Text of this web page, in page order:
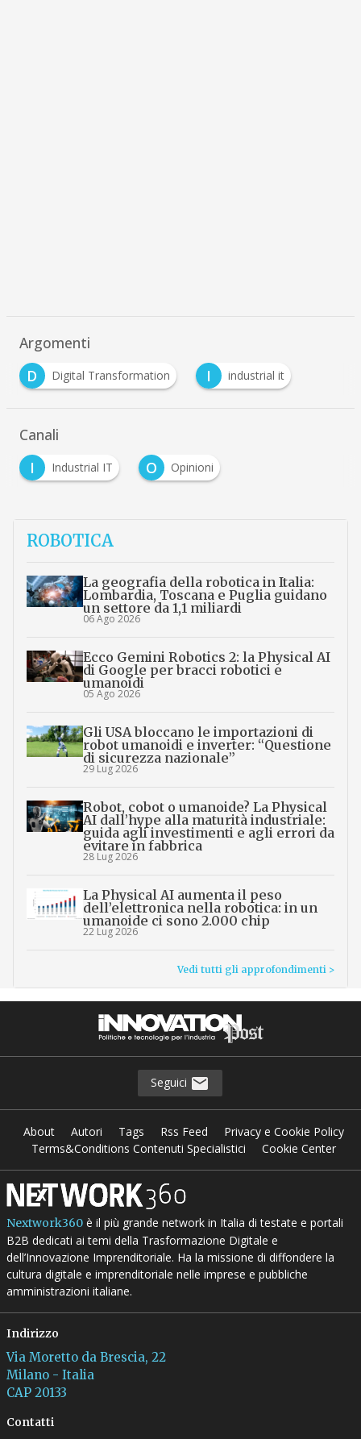
Argomenti
D
Digital Transformation I industrial it
Canali
I
Industrial IT O Opinioni
ROBOTICA
La geografia della robotica in Italia:
Lombardia, Toscana e Puglia guidano
un settore da 1,1 miliardi
06 Ago 2026
Ecco Gemini Robotics 2: la Physical AI
di Google per bracci robotici e
umanoidi
05 Ago 2026
Gli USA bloccano le importazioni di
robot umanoidi e inverter: “Questione
di sicurezza nazionale”
29 Lug 2026
Robot, cobot o umanoide? La Physical
AI dall’hype alla maturità industriale:
guida agli investimenti e agli errori da
evitare in fabbrica
28 Lug 2026
La Physical AI aumenta il peso
dell’elettronica nella robotica: in un
umanoide ci sono 2.000 chip
22 Lug 2026
Vedi tutti gli approfondimenti >
Seguici
About Autori Tags Rss Feed
Privacy e Cookie Policy
Terms&Conditions Contenuti Specialistici
Cookie Center
Nextwork360è il più grande network in Italia di testate e portali
B2B dedicati ai temi della Trasformazione Digitale e
dell’Innovazione Imprenditoriale. Ha la missione di diffondere la
cultura digitale e imprenditoriale nelle imprese e pubbliche
amministrazioni italiane.
Indirizzo
Via Moretto da Brescia, 22
Milano - Italia
CAP 20133
Contatti